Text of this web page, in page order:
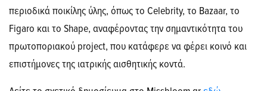
περιοδικά ποικίλης ύλης, όπως το Celebrity, το Bazaar, το
Figaro και το Shape, αναφέροντας την σημαντικότητα του
πρωτοποριακού project, που κατάφερε να φέρει κοινό και
επιστήμονες της ιατρικής αισθητικής κοντά.